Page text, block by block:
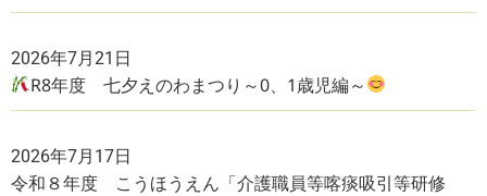
2026年7月21日
R8年度 七夕えのわまつり～0、1歳児編～
2026年7月17日
令和８年度 こうほうえん「介護職員等喀痰吸引等研修